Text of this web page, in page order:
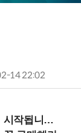
14 22:02
2 강남역)